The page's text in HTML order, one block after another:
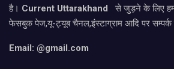
है। Current Uttarakhand
से जुड़ने के लिए
फेसबुक पेज,यू-ट्यूब चैनल,इंस्टाग्राम आदि पर
Email: @gmail.com